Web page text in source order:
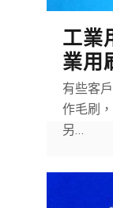
工業
業用
有些客
作毛刷
另…